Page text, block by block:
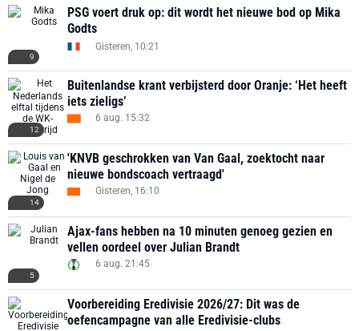
9
PSG voert druk op: dit wordt het nieuwe bod op Mika
Godts
Gisteren, 10:21
12
Buitenlandse krant verbijsterd door Oranje: ‘Het heeft
iets zieligs’
6 aug. 15:32
14
'KNVB geschrokken van Van Gaal, zoektocht naar
nieuwe bondscoach vertraagd'
Gisteren, 16:10
5
Ajax-fans hebben na 10 minuten genoeg gezien en
vellen oordeel over Julian Brandt
6 aug. 21:45
Voorbereiding Eredivisie 2026/27: Dit was de
oefencampagne van alle Eredivisie-clubs